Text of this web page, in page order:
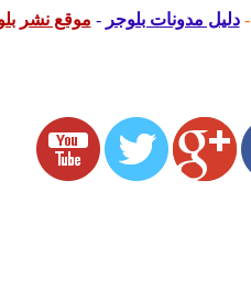
-دليل مدونات بلوجر - موقع نشر